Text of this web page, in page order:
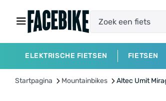
ELEKTRISCHE FIETSEN FIETSEN
Startpagina Mountainbikes Altec Umit